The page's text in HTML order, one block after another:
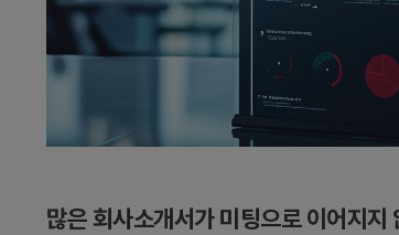
많은 회사소개서가 미팅으로 이어지지